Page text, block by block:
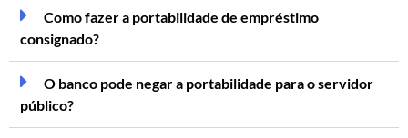
Como fazer a portabilidade de empréstimo
consignado?
O banco pode negar a portabilidade para o servidor
público?